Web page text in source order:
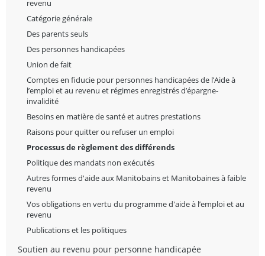
revenu
Catégorie générale
Des parents seuls
Des personnes handicapées
Union de fait
Comptes en fiducie pour personnes handicapées de l’Aide à
l’emploi et au revenu et régimes enregistrés d’épargne-
invalidité
Besoins en matière de santé et autres prestations
Raisons pour quitter ou refuser un emploi
Processus de règlement des différends
Politique des mandats non exécutés
Autres formes d'aide aux Manitobains et Manitobaines à faible
revenu
Vos obligations en vertu du programme d'aide à l’emploi et au
revenu
Publications et les politiques
Soutien au revenu pour personne handicapée